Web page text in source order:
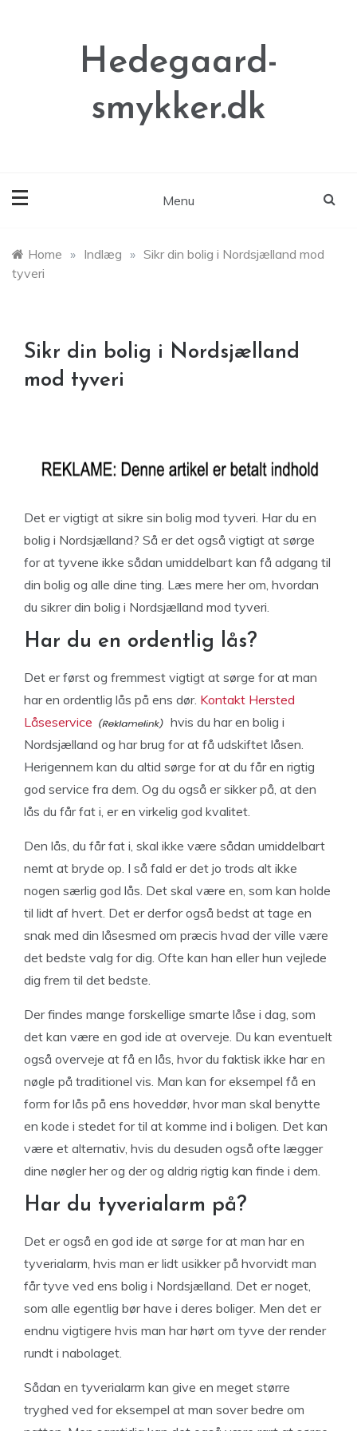
Hedegaard-
smykker.dk
Menu
Home » Indlæg » Sikr din bolig i Nordsjælland mod
tyveri
Sikr din bolig i Nordsjælland
mod tyveri
Det er vigtigt at sikre sin bolig mod tyveri. Har du en
bolig i Nordsjælland? Så er det også vigtigt at sørge
for at tyvene ikke sådan umiddelbart kan få adgang til
din bolig og alle dine ting. Læs mere her om, hvordan
du sikrer din bolig i Nordsjælland mod tyveri.
Har du en ordentlig lås?
Det er først og fremmest vigtigt at sørge for at man
har en ordentlig lås på ens dør. Kontakt Hersted
Låseservice
hvis du har en bolig i
Nordsjælland og har brug for at få udskiftet låsen.
Herigennem kan du altid sørge for at du får en rigtig
god service fra dem. Og du også er sikker på, at den
lås du får fat i, er en virkelig god kvalitet.
Den lås, du får fat i, skal ikke være sådan umiddelbart
nemt at bryde op. I så fald er det jo trods alt ikke
nogen særlig god lås. Det skal være en, som kan holde
til lidt af hvert. Det er derfor også bedst at tage en
snak med din låsesmed om præcis hvad der ville være
det bedste valg for dig. Ofte kan han eller hun vejlede
dig frem til det bedste.
Der findes mange forskellige smarte låse i dag, som
det kan være en god ide at overveje. Du kan eventuelt
også overveje at få en lås, hvor du faktisk ikke har en
nøgle på traditionel vis. Man kan for eksempel få en
form for lås på ens hoveddør, hvor man skal benytte
en kode i stedet for til at komme ind i boligen. Det kan
være et alternativ, hvis du desuden også ofte lægger
dine nøgler her og der og aldrig rigtig kan finde i dem.
Har du tyverialarm på?
Det er også en god ide at sørge for at man har en
tyverialarm, hvis man er lidt usikker på hvorvidt man
får tyve ved ens bolig i Nordsjælland. Det er noget,
som alle egentlig bør have i deres boliger. Men det er
endnu vigtigere hvis man har hørt om tyve der render
rundt i nabolaget.
Sådan en tyverialarm kan give en meget større
tryghed ved for eksempel at man sover bedre om